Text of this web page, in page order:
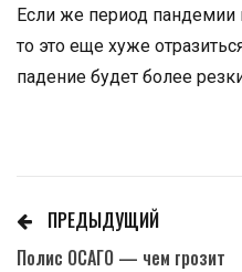
Если же период пандемии
то это еще хуже
падение будет более
ПРЕДЫДУЩИЙ
Полис ОСАГО — чем грозит